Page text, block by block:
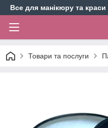
Все для манікюру та краси
Товари та послуги